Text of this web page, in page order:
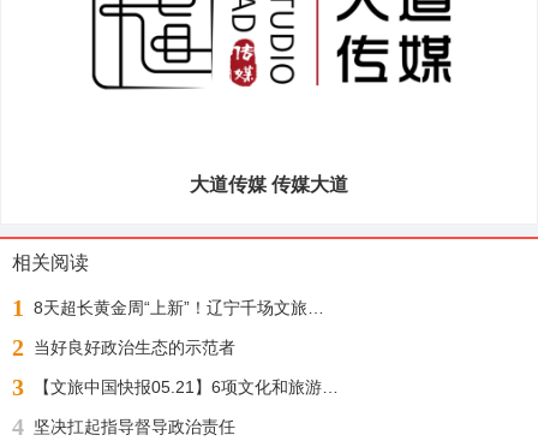
大道传媒 传媒大道
相关阅读
1
2 当好良好政治生态的示范者
3
4 坚决扛起指导督导政治责任